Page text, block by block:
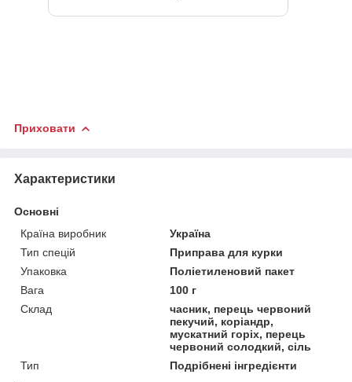
Приховати
Характеристики
Основні
Країна виробник
Україна
Тип спецій
Приправа для курки
Упаковка
Поліетиленовий пакет
Вага
100 г
Склад
часник, перець червоний
пекучий, коріандр,
мускатний горіх, перець
червоний солодкий, сіль
Тип
Подрібнені інгредієнти